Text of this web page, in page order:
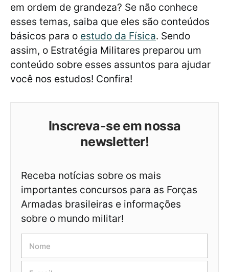
em ordem de grandeza? Se não conhece
esses temas, saiba que eles são conteúdos
básicos para o estudo da Física. Sendo
assim, o Estratégia Militares preparou um
conteúdo sobre esses assuntos para ajudar
você nos estudos! Confira!
Inscreva-se em nossa
newsletter!
Receba notícias sobre os mais
importantes concursos para as Forças
Armadas brasileiras e informações
sobre o mundo militar!